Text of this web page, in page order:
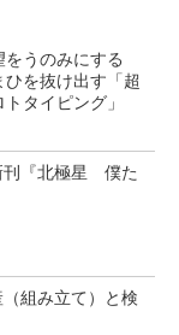
をうのみにする
を抜け出す「超
トタイピング」
刊『北極星 僕た
組み立て）と検